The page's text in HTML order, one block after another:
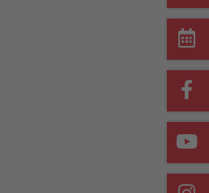
entstandenen
nicht zu,
sind.
zu entrichten,
so ist